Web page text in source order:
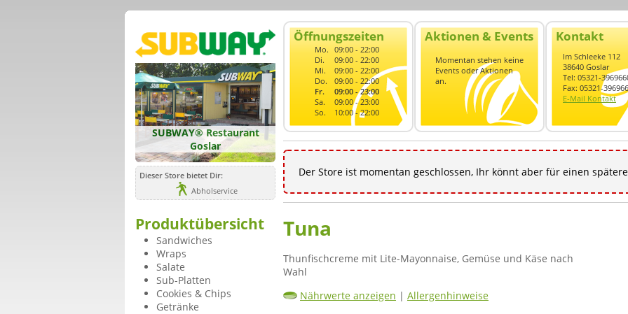
SUBWAY® Restaurant
Goslar
Dieser Store bietet Dir:
Abholservice
Produktübersicht
Sandwiches
Wraps
Salate
Sub-Platten
Cookies & Chips
Getränke
Öffnungszeiten
Mo. 09:00 - 22:00
Di.
09:00 - 22:00
Mi.
09:00 - 22:00
Do.
09:00 - 22:00
Fr.
09:00 - 23:00
Sa.
09:00 - 23:00
So.
10:00 - 22:00
Aktionen & Events
Momentan stehen keine
Events oder Aktionen
an.
Kontakt
Im Schleeke 112
38640 Goslar
Tel: 05321-
Fax: 05321-
E-Mail Kontakt
Der Store ist momentan geschlossen, Ihr könnt aber für einen
Tuna
Thunfischcreme mit Lite-Mayonnaise, Gemüse und Käse nach
Wahl
Nährwerte anzeigen | Allergenhinweise